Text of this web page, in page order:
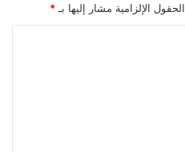
الحقول الإلزامية مشار إليها بـ *